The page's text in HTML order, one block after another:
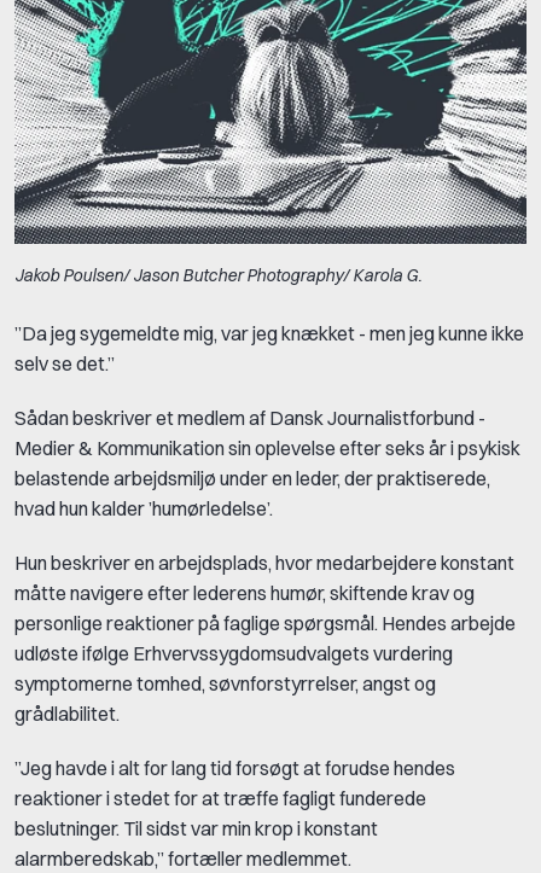
Jakob Poulsen/ Jason Butcher Photography/ Karola G.
”Da jeg sygemeldte mig, var jeg knækket - men jeg kunne ikke
selv se det.”
Sådan beskriver et medlem af Dansk Journalistforbund -
Medier & Kommunikation sin oplevelse efter seks år i psykisk
belastende arbejdsmiljø under en leder, der praktiserede,
hvad hun kalder ’humørledelse’.
Hun beskriver en arbejdsplads, hvor medarbejdere konstant
måtte navigere efter lederens humør, skiftende krav og
personlige reaktioner på faglige spørgsmål. Hendes arbejde
udløste ifølge Erhvervssygdomsudvalgets vurdering
symptomerne tomhed, søvnforstyrrelser, angst og
grådlabilitet.
”Jeg havde i alt for lang tid forsøgt at forudse hendes
reaktioner i stedet for at træffe fagligt funderede
beslutninger. Til sidst var min krop i konstant
alarmberedskab,” fortæller medlemmet.